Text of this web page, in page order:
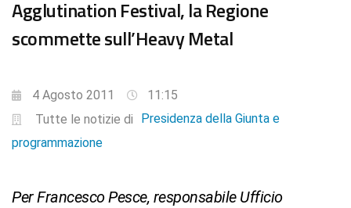
Agglutination Festival, la Regione
scommette sull’Heavy Metal
4 Agosto 2011
11:15
Tutte le notizie di
Presidenza della Giunta e
programmazione
Per Francesco Pesce, responsabile Ufficio